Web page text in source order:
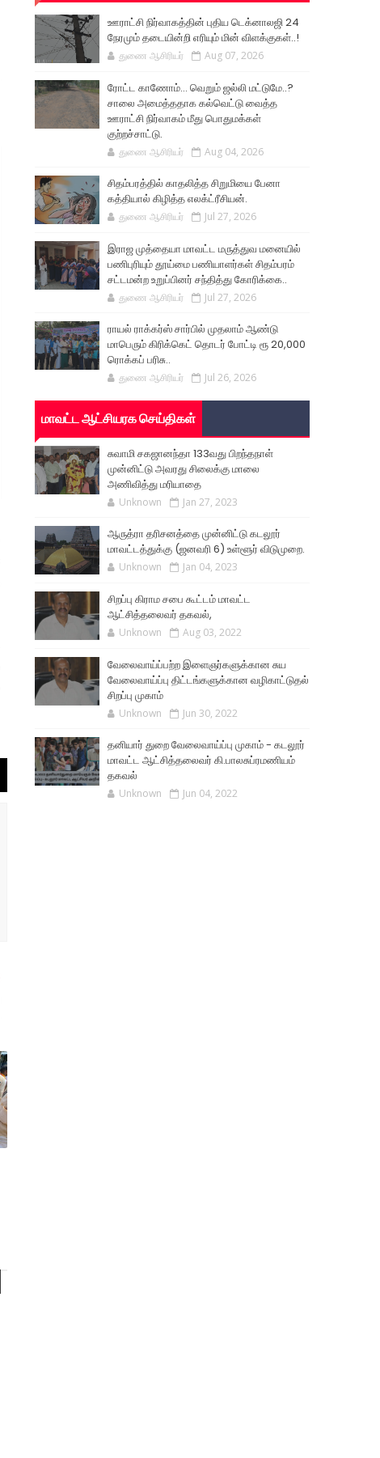
ஊராட்சி நிர்வாகத்தின் புதிய டெக்னாலஜி 24
நேரமும் தடையின்றி எரியும் மின் விளக்குகள்..!
துணை ஆசிரியர் Aug 07, 2026
ரோட்ட காணோம்... வெறும் ஜல்லி மட்டுமே..?
சாலை அமைத்ததாக கல்வெட்டு வைத்த
ஊராட்சி நிர்வாகம் மீது பொதுமக்கள்
குற்றச்சாட்டு.
துணை ஆசிரியர் Aug 04, 2026
சிதம்பரத்தில் காதலித்த சிறுமியை பேனா
கத்தியால் கிழித்த எலக்ட்ரீசியன்.
துணை ஆசிரியர் Jul 27, 2026
இராஜ முத்தையா மாவட்ட மருத்துவ மனையில்
பணிபுரியும் தூய்மை பணியாளர்கள் சிதம்பரம்
சட்டமன்ற உறுப்பினர் சந்தித்து கோரிக்கை..
துணை ஆசிரியர் Jul 27, 2026
ராயல் ராக்கர்ஸ் சார்பில் முதலாம் ஆண்டு
மாபெரும் கிரிக்கெட் தொடர் போட்டி ரூ 20,000
ரொக்கப் பரிசு..
துணை ஆசிரியர் Jul 26, 2026
மாவட்ட ஆட்சியரக செய்திகள்
சுவாமி சகஜானந்தா 133வது பிறந்தநாள்
முன்னிட்டு அவரது சிலைக்கு மாலை
அணிவித்து மரியாதை
Unknown Jan 27, 2023
ஆருத்ரா தரிசனத்தை முன்னிட்டு கடலூர்
மாவட்டத்துக்கு (ஜனவரி 6) உள்ளூர் விடுமுறை.
Unknown Jan 04, 2023
சிறப்பு கிராம சபை கூட்டம் மாவட்ட
ஆட்சித்தலைவர் தகவல்,
Unknown Aug 03, 2022
வேலைவாய்ப்பற்ற இளைஞர்களுக்கான சுய
வேலைவாய்ப்பு திட்டங்களுக்கான வழிகாட்டுதல்
சிறப்பு முகாம்
Unknown Jun 30, 2022
தனியார் துறை வேலைவாய்ப்பு முகாம் - கடலூர்
மாவட்ட ஆட்சித்தலைவர் கி.பாலசுப்ரமணியம்
தகவல்
Unknown Jun 04, 2022